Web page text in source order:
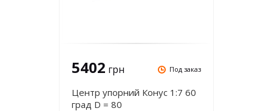
5402 грн Под заказ
Центр упорний Конус 1:7 60
град D = 80